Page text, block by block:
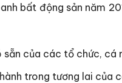
bất động sản năm
của các tổ chức, cá
trong tương lai của